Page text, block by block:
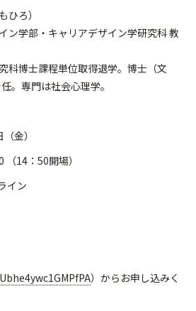
ひろ）
ン学部・キャリアデザイン学研究科 教
科博士課程単位取得退学。博士（文
。専門は社会心理学。
金）
14：50開場）
イン
）からお申し込みく